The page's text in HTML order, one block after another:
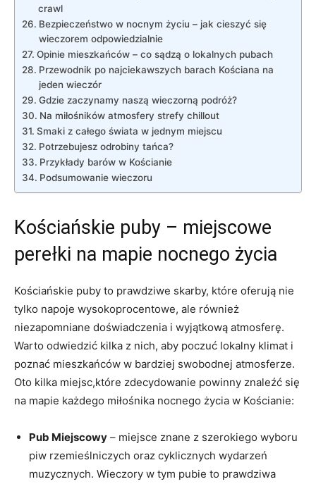
crawl
Bezpieczeństwo w nocnym życiu – jak cieszyć się
wieczorem odpowiedzialnie
Opinie mieszkańców – co sądzą o lokalnych pubach
Przewodnik po najciekawszych barach Kościana na
jeden wieczór
Gdzie zaczynamy naszą wieczorną podróż?
Na miłośników atmosfery strefy chillout
Smaki z całego świata w jednym miejscu
Potrzebujesz odrobiny tańca?
Przykłady barów w Kościanie
Podsumowanie wieczoru
Kościańskie puby – miejscowe
perełki na mapie nocnego życia
Kościańskie puby to prawdziwe skarby, które oferują nie
tylko napoje wysokoprocentowe, ale również
niezapomniane doświadczenia i wyjątkową atmosferę.
Warto odwiedzić kilka z nich, aby poczuć lokalny klimat i
poznać mieszkańców w bardziej swobodnej atmosferze.
Oto kilka miejsc,które zdecydowanie powinny znaleźć się
na mapie każdego miłośnika nocnego życia w Kościanie:
Pub Miejscowy – miejsce znane z szerokiego wyboru
piw rzemieślniczych oraz cyklicznych wydarzeń
muzycznych. Wieczory w tym pubie to prawdziwa